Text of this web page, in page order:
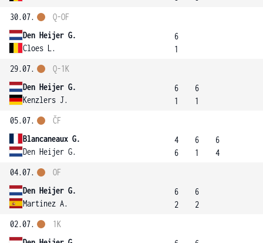
30.07.
Den Heijer G.
Cloes L.
Q-OF
6
1
29.07.
Den Heijer G.
Kenzlers J.
Q-1K
6
1
6
1
05.07.
Blancaneaux G.
Den Heijer G.
ČF
4
6
6
1
6
4
04.07.
Den Heijer G.
Martinez A.
OF
6
2
6
2
02.07.
1K